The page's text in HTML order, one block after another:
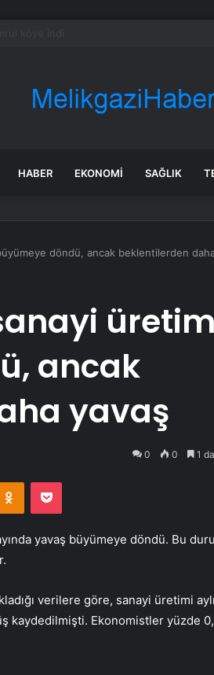
HABER EKONOMI SAĞLIK
döndü, ancak beklentilerden
ancak
yavaş
0 0 1
Odnoklassniki
Pocket
yavaş büyümeye döndü. Bu
verilere göre, sanayi üretimi
kaydedilmişti. Ekonomistler yüzde